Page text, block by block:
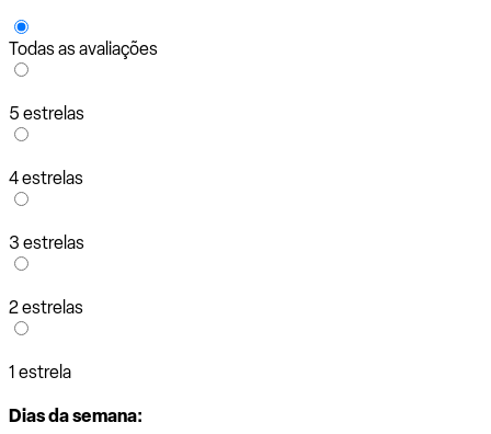
Todas as avaliações
5 estrelas
4 estrelas
3 estrelas
2 estrelas
1 estrela
Dias da semana: